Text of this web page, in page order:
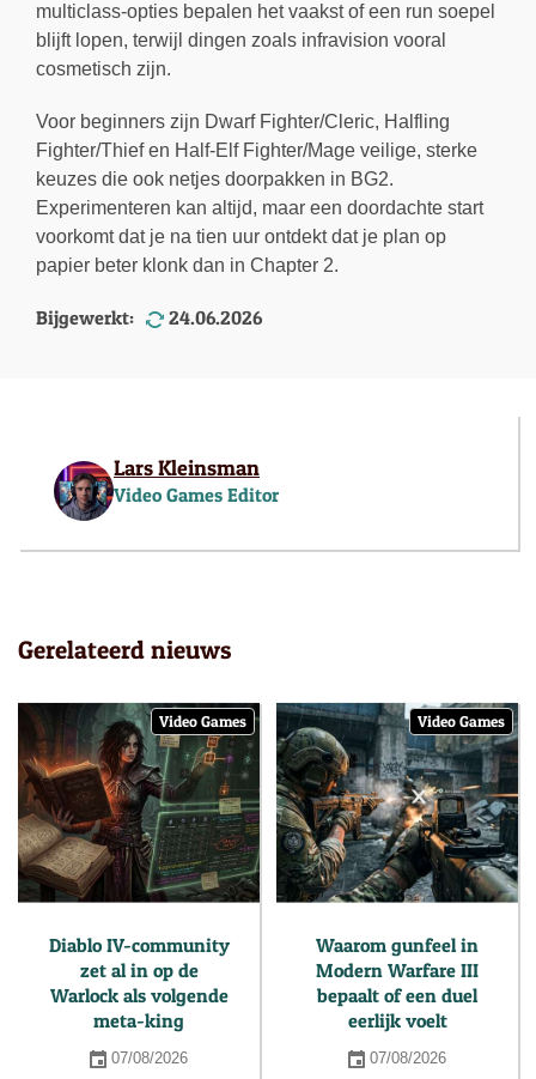
multiclass-opties bepalen het vaakst of een run soepel
blijft lopen, terwijl dingen zoals infravision vooral
cosmetisch zijn.
Voor beginners zijn Dwarf Fighter/Cleric, Halfling
Fighter/Thief en Half-Elf Fighter/Mage veilige, sterke
keuzes die ook netjes doorpakken in BG2.
Experimenteren kan altijd, maar een doordachte start
voorkomt dat je na tien uur ontdekt dat je plan op
papier beter klonk dan in Chapter 2.
Bijgewerkt: 24.06.2026
Lars Kleinsman
Video Games Editor
Gerelateerd nieuws
Video Games
Diablo IV-community
zet al in op de
Warlock als volgende
meta-king
07/08/2026
Video Games
Waarom gunfeel in
Modern Warfare III
bepaalt of een duel
eerlijk voelt
07/08/2026